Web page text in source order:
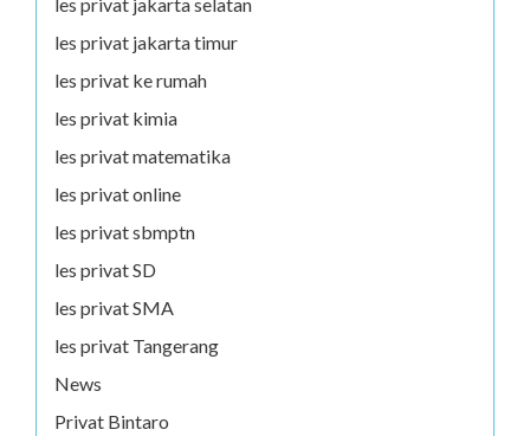
les privat jakarta timur
les privat ke rumah
les privat kimia
les privat matematika
les privat online
les privat sbmptn
les privat SD
les privat SMA
les privat Tangerang
News
Privat Bintaro